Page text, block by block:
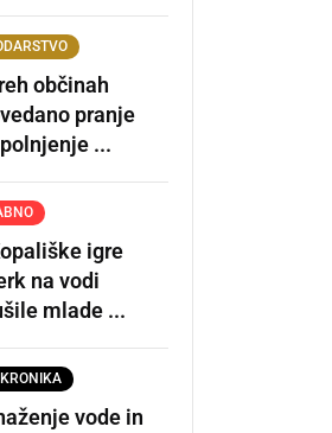
občinah
pranje
...
igre
na vodi
mlade ...
vode in